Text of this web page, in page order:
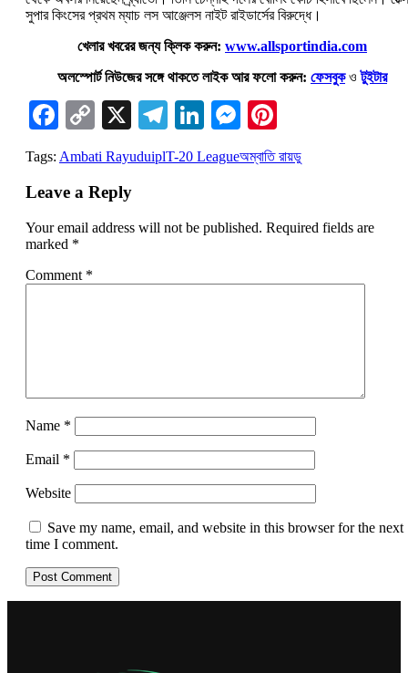
সুপার কিংসের প্রথম ম্যাচ লস আঞ্জেলস নাইট রাইডার্সের বিরুদ্ধে।
খেলার খবরের জন্য ক্লিক করুন: www.allsportindia.com
অলস্পোর্ট নিউজের সঙ্গে থাকতে লাইক আর ফলো করুন: ফেসবুকওটুইটার
Facebook
Copy
Link
X Telegram
LinkedIn
Messenger
Tags: Ambati RayuduiplT-20 Leagueঅম্বাতি রায়ডু
Leave a Reply
Your email address will not be published. Required fields are
marked *
Comment *
Name *
Email *
Website
Save my name, email, and website in this browser for the next
time I comment.